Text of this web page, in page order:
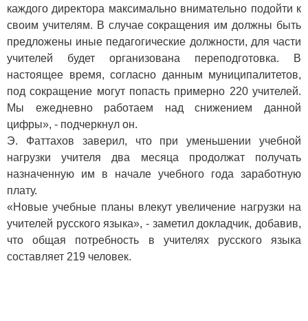
каждого директора максимально внимательно подойти к
своим учителям. В случае сокращения им должны быть
предложены иные педагогические должности, для части
учителей будет организована переподготовка. В
настоящее время, согласно данным муниципалитетов,
под сокращение могут попасть примерно 220 учителей.
Мы ежедневно работаем над снижением данной
цифры», - подчеркнул он.
Э. Фаттахов заверил, что при уменьшении учебной
нагрузки учителя два месяца продолжат получать
назначенную им в начале учебного года заработную
плату.
«Новые учебные планы влекут увеличение нагрузки на
учителей русского языка», - заметил докладчик, добавив,
что общая потребность в учителях русского языка
составляет 219 человек.